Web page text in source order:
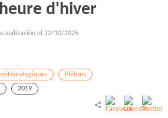
d'hiver
el 22/10/2025
Piétons
2019